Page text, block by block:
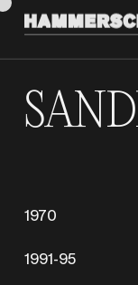
1970
1991-95